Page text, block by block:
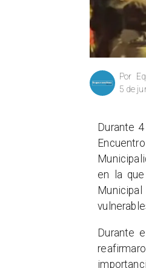
Por
5 de
Durante
en la
Durante